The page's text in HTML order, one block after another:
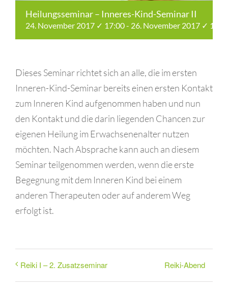
Heilungsseminar – Inneres-Kind-Seminar II
24. November 2017 ✓ 17:00- 26. November 2017 ✓
Dieses Seminar richtet sich an alle, die im ersten
Inneren-Kind-Seminar bereits einen ersten Kontakt
zum Inneren Kind aufgenommen haben und nun
den Kontakt und die darin liegenden Chancen zur
eigenen Heilung im Erwachsenenalter nutzen
möchten. Nach Absprache kann auch an diesem
Seminar teilgenommen werden, wenn die erste
Begegnung mit dem Inneren Kind bei einem
anderen Therapeuten oder auf anderem Weg
erfolgt ist.
Reiki I – 2. Zusatzseminar Reiki-Abend